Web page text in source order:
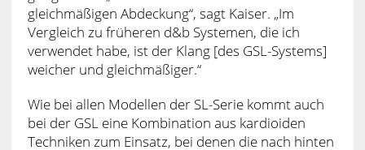
gleichmäßigen Abdeckung“, sagt Kaiser. „Im
Vergleich zu früheren d&b Systemen, die ich
verwendet habe, ist der Klang [des GSL-Systems]
weicher und gleichmäßiger.“
Wie bei allen Modellen der SL-Serie kommt auch
bei der GSL eine Kombination aus kardioiden
Techniken zum Einsatz, bei denen die nach hinten